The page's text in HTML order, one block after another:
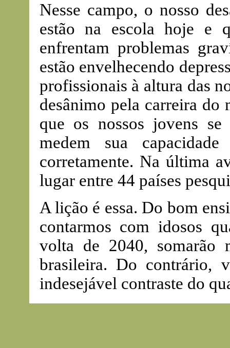
Nesse campo, o nosso
estão na escola hoje e
enfrentam problemas
estão envelhecendo
profissionais à altura das
desânimo pela carreira do
que os nossos jovens
medem sua
corretamente. Na última
lugar entre 44 países
A lição é essa. Do bom
contarmos com idosos
volta de 2040, somarão
brasileira. Do contrário,
indesejável contraste do